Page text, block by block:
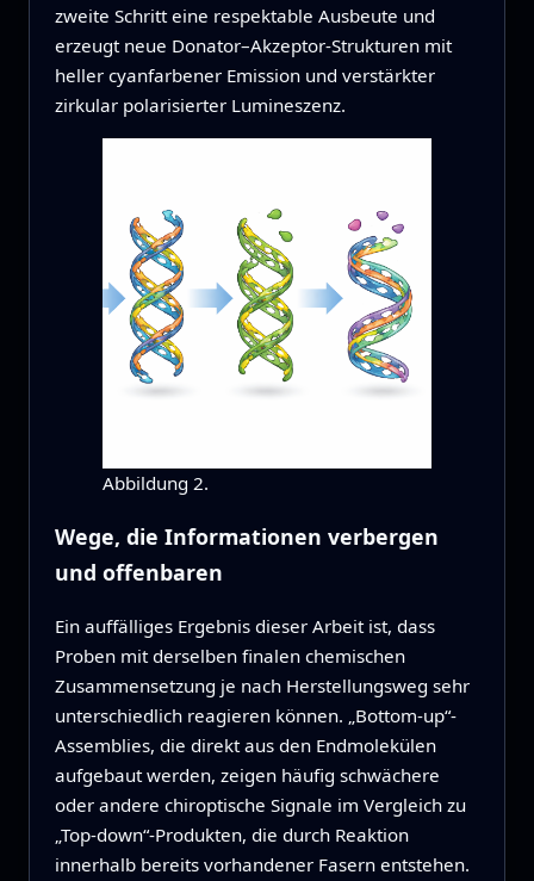
zweite Schritt eine respektable Ausbeute und
erzeugt neue Donator–Akzeptor-Strukturen mit
heller cyanfarbener Emission und verstärkter
zirkular polarisierter Lumineszenz.
Abbildung 2.
Wege, die Informationen verbergen
und offenbaren
Ein auffälliges Ergebnis dieser Arbeit ist, dass
Proben mit derselben finalen chemischen
Zusammensetzung je nach Herstellungsweg sehr
unterschiedlich reagieren können. „Bottom-up“-
Assemblies, die direkt aus den Endmolekülen
aufgebaut werden, zeigen häufig schwächere
oder andere chiroptische Signale im Vergleich zu
„Top-down“-Produkten, die durch Reaktion
innerhalb bereits vorhandener Fasern entstehen.